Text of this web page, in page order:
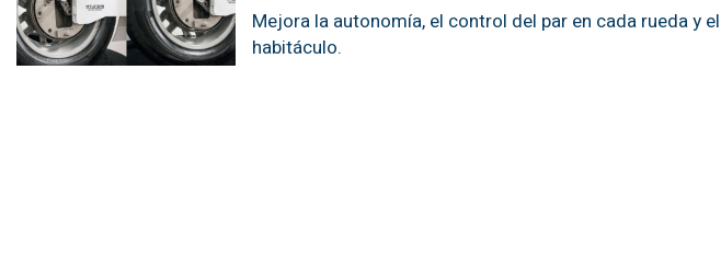
Mejora la autonomía, el control del par en cada rueda y
habitáculo.